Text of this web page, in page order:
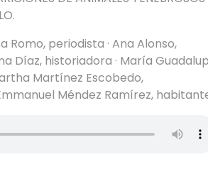
Romo, periodista · Ana Alonso,
Díaz, historiadora · María
Martínez Escobedo,
Méndez Ramírez,